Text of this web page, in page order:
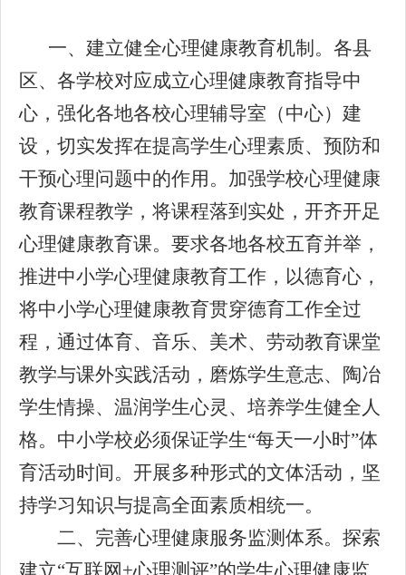
一、建立健全心理健康教育机制。各县
区、各学校对应成立心理健康教育指导中
心，强化各地各校心理辅导室（中心）建
设，切实发挥在提高学生心理素质、预防和
干预心理问题中的作用。加强学校心理健康
教育课程教学，将课程落到实处，开齐开足
心理健康教育课。要求各地各校五育并举，
推进中小学心理健康教育工作，以德育心，
将中小学心理健康教育贯穿德育工作全过
程，通过体育、音乐、美术、劳动教育课堂
教学与课外实践活动，磨炼学生意志、陶冶
学生情操、温润学生心灵、培养学生健全人
格。中小学校必须保证学生“每天一小时”体
育活动时间。开展多种形式的文体活动，坚
持学习知识与提高全面素质相统一。
二、完善心理健康服务监测体系。探索
建立“互联网+心理测评”的学生心理健康监